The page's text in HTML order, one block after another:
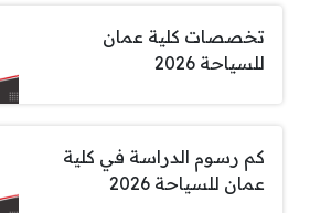
تخصصات كلية عمان
للسياحة 2026
كم رسوم الدراسة في كلية
عمان للسياحة 2026